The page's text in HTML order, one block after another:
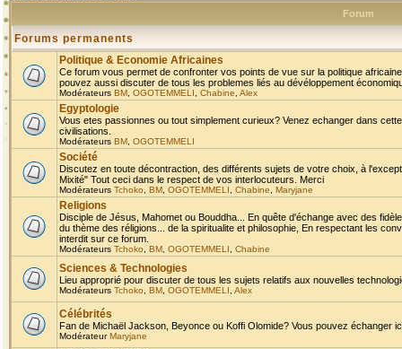
Forum
Forums permanents
Politique & Economie Africaines
Ce forum vous permet de confronter vos points de vue sur la politique
pouvez aussi discuter de tous les problemes liés au dévéloppement
Modérateurs BM OGOTEMMELI Chabine Alex
Egyptologie
Vous etes passionnes ou tout simplement curieux? Venez echanger dans
civilisations.
Modérateurs BM OGOTEMMELI
Société
Discutez en toute décontraction, des différents sujets de votre choix, à
Mixité" Tout ceci dans le respect de vos interlocuteurs. Merci
Modérateurs Tchoko BM OGOTEMMELI Chabine Maryjane
Religions
Disciple de Jésus, Mahomet ou Bouddha... En quête d'échange avec des
du thème des réligions... de la spiritualite et philosophie, En respectant les
interdit sur ce forum.
Modérateurs Tchoko BM OGOTEMMELI Chabine
Sciences & Technologies
Lieu approprié pour discuter de tous les sujets relatifs aux nouvelles
Modérateurs Tchoko BM OGOTEMMELI Alex
Célébrités
Fan de Michaël Jackson, Beyonce ou Koffi Olomide? Vous pouvez échanger
ModérateurMaryjane